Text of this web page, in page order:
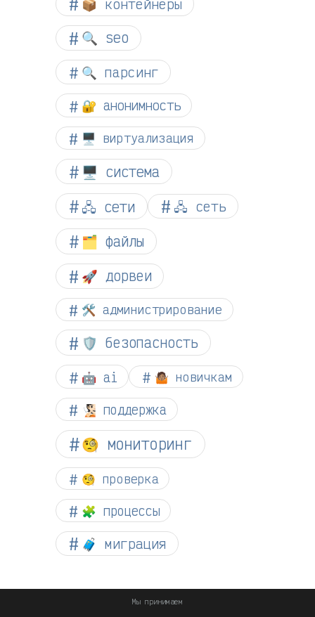
📦 контейнеры
🔍 seo
🔍 парсинг
🔐 анонимность
🖥️ виртуализация
🖥️ система
🖧 сети
🖧 сеть
🗂️ файлы
🚀 дорвеи
🛠️ администрирование
🛡️ безопасность
🤖 ai 🤷🏽 новичкам
🧏🏻 поддержка
🧐 мониторинг
🧐 проверка
🧩 процессы
🧳 миграция
Мы принимаем